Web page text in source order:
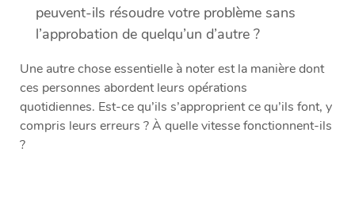
peuvent-ils résoudre votre problème sans
l’approbation de quelqu’un d’autre ?
Une autre chose essentielle à noter est la manière dont
ces personnes abordent leurs opérations
quotidiennes. Est-ce qu’ils s’approprient ce qu’ils font, y
compris leurs erreurs ? À quelle vitesse fonctionnent-ils
?